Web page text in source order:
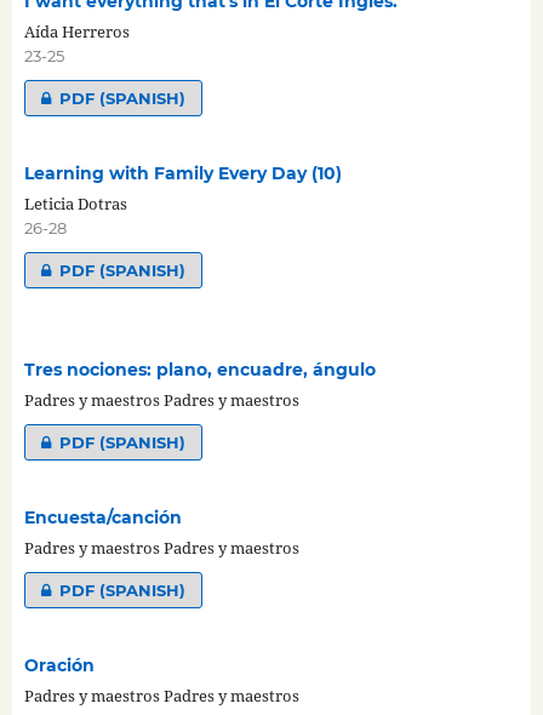
Aída Herreros
23-25
PDF (SPANISH)
Learning with Family Every Day (10)
Leticia Dotras
26-28
PDF (SPANISH)
Tres nociones: plano, encuadre, ángulo
Padres y maestros Padres y maestros
PDF (SPANISH)
Encuesta/canción
Padres y maestros Padres y maestros
PDF (SPANISH)
Oración
Padres y maestros Padres y maestros